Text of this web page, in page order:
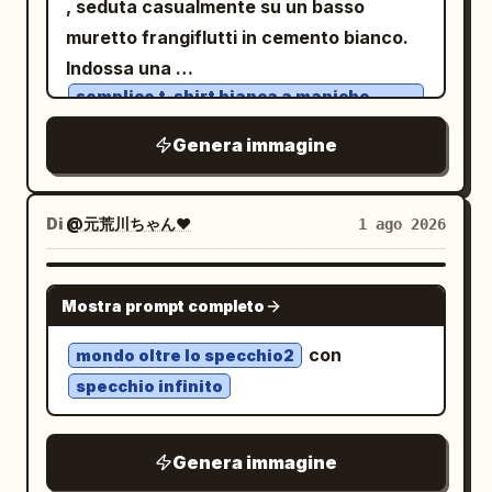
sul ponte del naso e sulle nocche delle
mani che si stanno sistemando, creando
al contempo ombre nere profonde, nette
e corte con bordi ben definiti sotto il
mento, lungo la mascella e
profondamente nelle pieghe dello
ambiente neutra. Scattato con una
prospettiva frontale tramite fotografia
digitale utilizzando una velocità
dell'otturatore rapida, un'apertura f/2.8
e ISO 400 per ottenere una messa a
fuoco nitidissima sul soggetto con un
rumore digitale minimo. Lo stile editoriale
realistico, influenzato dai paparazzi, è
Questo elemento surreale sembra un
acqua che gocciola e un peso organico
complesso. L'ambientazione è un
ciclorama da studio sterile, color rosa
pastello opaco senza giunture.
e crudo, che crea intensi riflessi
speculari sulla pelle sudata, combinata
con una sottile luce di riempimento
direzionale alla Rembrandt per scolpire i
lineamenti del viso. Scattato con una
Hasselblad H6D-100c con obiettivo da
pellicola Kodak Portra 400, che mette in
risalto i dettagli dei pori e la grana
, seduta casualmente su un basso
muretto frangiflutti in cemento bianco.
Indossa una
semplice t-shirt bianca a maniche
corte, shorts di jeans grigio chiaro con
orli sfrangiati e sneakers New Balance
bianche con accenti verdi
, loghi N neri e dettagli arancioni sulle
suole. Le gambe sono piegate con i piedi
appoggiati sull'erba, il corpo
fotocamera, la testa inclinata, gli occhi
Il primo piano mostra erba verde
irregolare e la barriera in cemento
bianco testurizzato. Lo sfondo
presenta una costa rocciosa con pietre
grigio scuro, delicate onde oceaniche
sotto un cielo nuvoloso, colline e
montagne boscose in lontananza, e
Genera immagine
Di @元荒川ちゃん❤ 1 ago 2026
NANO BANANA PRO
Mostra prompt completo
mondo oltre lo specchio2 con
specchio infinito
Genera immagine